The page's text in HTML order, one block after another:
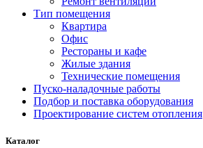
Тип помещения
Квартира
Офис
Рестораны и кафе
Жилые здания
Технические помещения
Пуско-наладочные работы
Подбор и поставка оборудования
Проектирование систем отопления
Каталог